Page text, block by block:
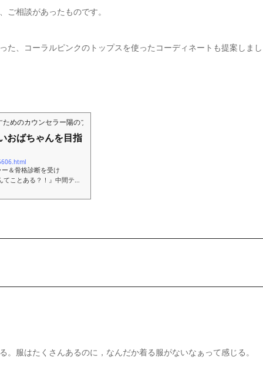
相談があったものです。
た、コーラルピンクのトップスを使ったコーディネートも提案しまし
めのカウンセラー陽のブログ
おばちゃんを目指
＆骨格診断を受け
ことある？！』中間テス
服はたくさんあるのに，なんだか着る服がないなぁって感じる。